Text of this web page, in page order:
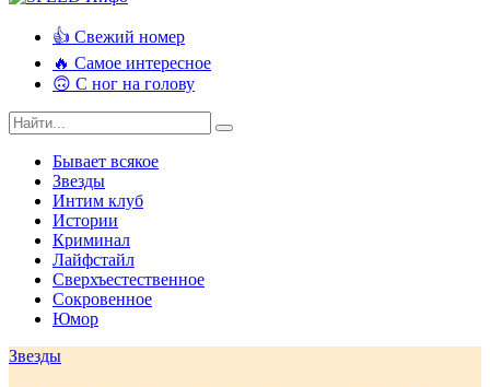
👍 Свежий номер
🔥 Самое интересное
🙃 С ног на голову
Бывает всякое
Звезды
Интим клуб
Истории
Криминал
Лайфстайл
Сверхъестественное
Сокровенное
Юмор
Звезды